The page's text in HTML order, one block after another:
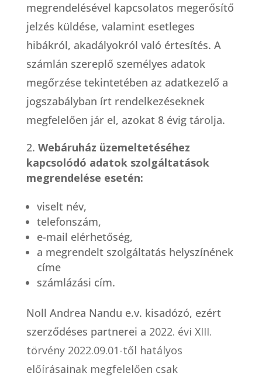
megrendelésével kapcsolatos megerősítő
jelzés küldése, valamint esetleges
hibákról, akadályokról való értesítés. A
számlán szereplő személyes adatok
megőrzése tekintetében az adatkezelő a
jogszabályban írt rendelkezéseknek
megfelelően jár el, azokat 8 évig tárolja.
Webáruház üzemeltetéséhez
kapcsolódó adatok szolgáltatások
megrendelése esetén:
viselt név,
telefonszám,
e-mail elérhetőség,
a megrendelt szolgáltatás helyszínének
címe
számlázási cím.
Noll Andrea Nandu e.v. kisadózó, ezért
szerződéses partnerei a 2022. évi XIII.
törvény 2022.09.01-től hatályos
előírásainak megfelelően csak